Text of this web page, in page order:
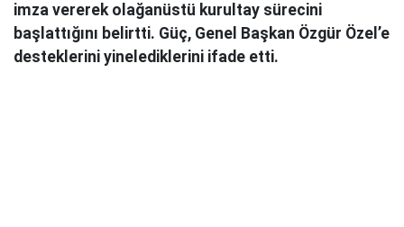
imza vererek olağanüstü kurultay sürecini
başlattığını belirtti. Güç, Genel Başkan Özgür Özel’e
desteklerini yinelediklerini ifade etti.